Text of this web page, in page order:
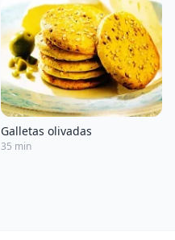
Galletas olivadas
35 min